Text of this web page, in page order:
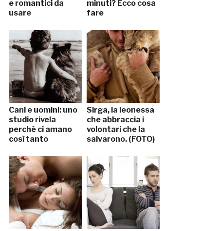
e romantici da
usare
minuti? Ecco cosa
fare
Cani e uomini: uno
studio rivela
perchè ci amano
così tanto
Sirga, la leonessa
che abbraccia i
volontari che la
salvarono. (FOTO)